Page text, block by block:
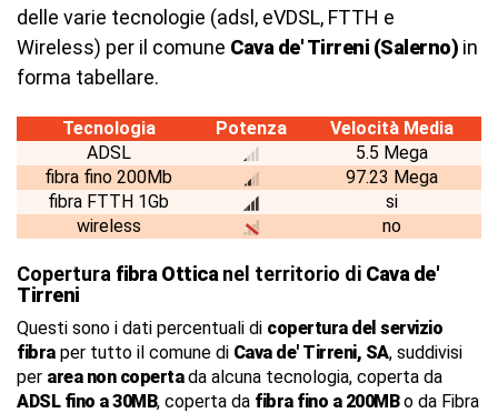
delle varie tecnologie (adsl, eVDSL, FTTH e
Wireless) per il comune Cava de' Tirreni (Salerno) in
forma tabellare.
Tecnologia Potenza
Velocità Media
ADSL
5.5 Mega
fibra fino 200Mb
97.23 Mega
fibra FTTH 1Gb
si
wireless
no
Copertura fibra Ottica nel territorio di Cava de'
Tirreni
Questi sono i dati percentuali di copertura del servizio
fibraper tutto il comune di Cava de' Tirreni, SA, suddivisi
per area non copertada alcuna tecnologia, coperta da
ADSL fino a 30MB, coperta da fibra fino a 200MBo da Fibra